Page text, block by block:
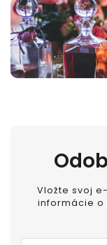
Vložte svoj
informácie o